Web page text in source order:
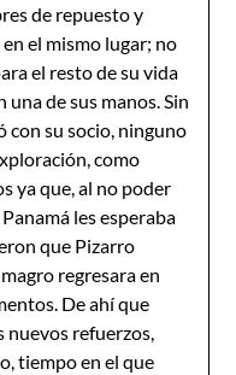
de repuesto y
el mismo lugar; no
el resto de su vida
de sus manos. Sin
con su socio, ninguno
como
ya que, al no poder
les esperaba
que Pizarro
regresara en
De ahí que
nuevos refuerzos,
tiempo en el que